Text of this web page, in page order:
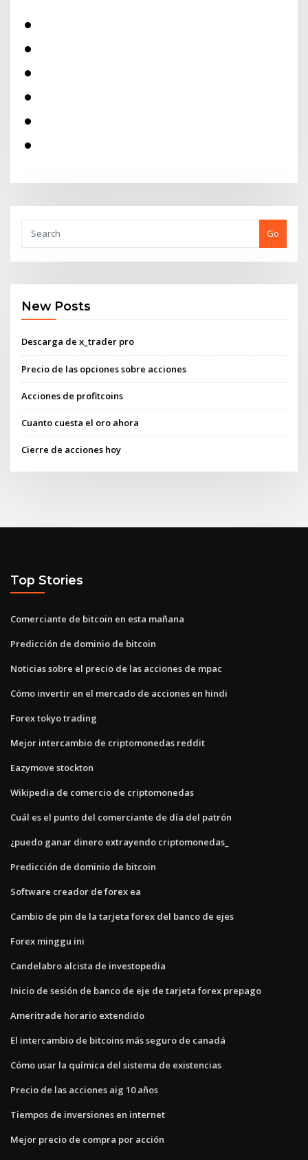
Go
New Posts
Descarga de x_trader pro
Precio de las opciones sobre acciones
Acciones de profitcoins
Cuanto cuesta el oro ahora
Cierre de acciones hoy
Top Stories
Comerciante de bitcoin en esta mañana
Predicción de dominio de bitcoin
Noticias sobre el precio de las acciones de mpac
Cómo invertir en el mercado de acciones en hindi
Forex tokyo trading
Mejor intercambio de criptomonedas reddit
Eazymove stockton
Wikipedia de comercio de criptomonedas
Cuál es el punto del comerciante de día del patrón
¿puedo ganar dinero extrayendo criptomonedas_
Predicción de dominio de bitcoin
Software creador de forex ea
Cambio de pin de la tarjeta forex del banco de ejes
Forex minggu ini
Candelabro alcista de investopedia
Inicio de sesión de banco de eje de tarjeta forex prepago
Ameritrade horario extendido
El intercambio de bitcoins más seguro de canadá
Cómo usar la química del sistema de existencias
Precio de las acciones aig 10 años
Tiempos de inversiones en internet
Mejor precio de compra por acción